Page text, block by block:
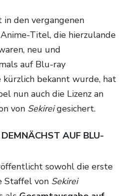
in den vergangenen
Titel, die hierzulande
neu und
auf Blu-ray
bekannt wurde, hat
nun auch die Lizenz an
von Sekireigesichert.
AUF BLU-
Staffel von Sekirei